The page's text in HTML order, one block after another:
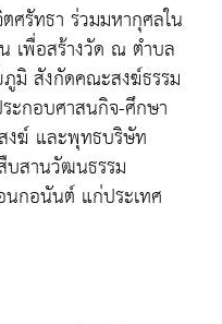
ศรัทธา ร่วมมหากุศลใน
เพื่อสร้างวัด ณ ตำบล
มิ สังกัดคณะสงฆ์ธรรม
ะกอบศาสนกิจ-ศึกษา
งฆ์ และพุทธบริษัท
บสานวัฒนธรรม
นกอนันต์ แก่ประเทศ